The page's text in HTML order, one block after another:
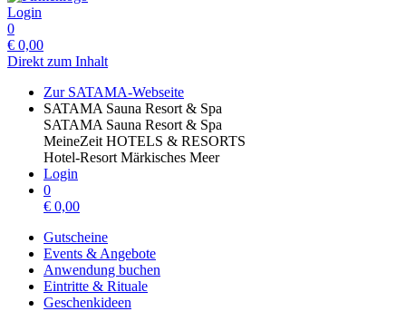
Login
0
€ 0,00
Direkt zum Inhalt
Zur SATAMA-Webseite
SATAMA Sauna Resort & Spa
SATAMA Sauna Resort & Spa
MeineZeit HOTELS & RESORTS
Hotel-Resort Märkisches Meer
Login
0
€ 0,00
Gutscheine
Events & Angebote
Anwendung buchen
Eintritte & Rituale
Geschenkideen